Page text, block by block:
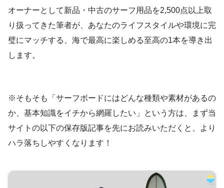
オーナーとして新品・中古のサーフ用品を2,500点以上取
り扱ってきた筆者が、あなたのライフスタイルや環境に完
璧にマッチする、海で最高に楽しめる至高の1本を導き出
します。
※そもそも「サーフボードにはどんな種類や素材があるの
か、基本知識をイチから網羅したい」という方は、まず当
サイトの以下の保存版記事を先にお読みいただくと、より
ハラ落ちしやすくなります！